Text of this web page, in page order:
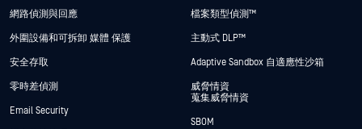
網路偵測與回應
外圍設備和可拆卸 媒體 保護
安全存取
零時差偵測
Email Security
檔案類型偵測™
主動式 DLP™
Adaptive Sandbox 自適應性沙箱
威脅情資
蒐集威脅情資
SBOM